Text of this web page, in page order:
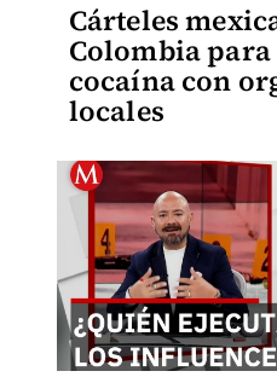
Cárteles
Colombia
cocaína con
locales